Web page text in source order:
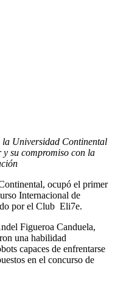
la Universidad Continental
su compromiso con la
ocupó el primer
Internacional de
por el Club Eli7e.
Figueroa Canduela,
una habilidad
capaces de enfrentarse
en el concurso de